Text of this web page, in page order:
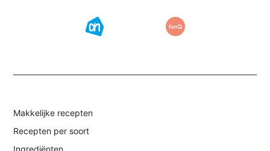
Makkelijke recepten
Recepten per soort
Ingrediënten